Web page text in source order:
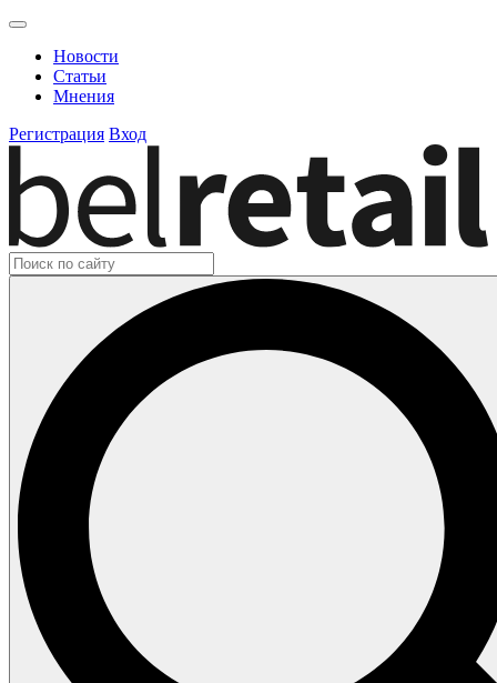
Новости
Статьи
Мнения
Регистрация Вход